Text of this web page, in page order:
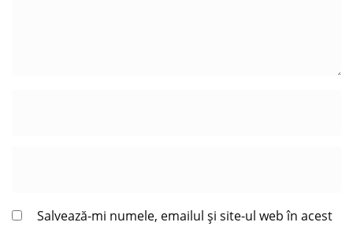
Salvează-mi numele, emailul și site-ul web în acest